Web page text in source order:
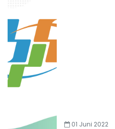
01 Juni 2022